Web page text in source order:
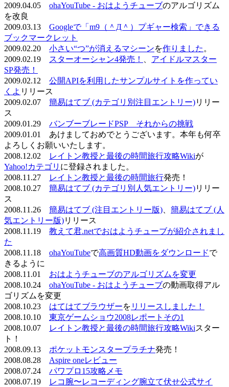
2009.04.05 ohaYouTube - おはようチューブのアルゴリズム
を改良
2009.03.13 Googleで「m9（＾Д＾）プギャー検索」できる
ブックマークレット
2009.02.20 小さい“つ”が消えるマシーンを作りました 。
2009.02.19
スターオーシャン4発売！
アイドルマスター
SP発売！
2009.02.12 公開APIを利用したサンプルサイトを作ってい
くよ リリース
2009.02.07 簡易はてブ (カテゴリ別注目エントリー)リリー
ス
2009.01.29 バンブーブレードPSP それからの挑戦
2009.01.01 あけましておめでとうございます。本年も何卒
よろしくお願いいたします。
2008.12.02
レイトン教授と最後の時間旅行攻略Wikiが
Yahoo!カテゴリ に登録されました。
2008.11.27
レイトン教授と最後の時間旅行発売！
2008.10.27 簡易はてブ (カテゴリ別人気エントリー)リリー
ス
2008.11.26 簡易はてブ (注目エントリー版)
簡易はてブ (人
気エントリー版)リリース
2008.11.19 教えて君.netでおはようチューブが紹介されまし
た
2008.11.18 ohaYouTubeで高画質HD動画をダウンロードで
きるように
2008.11.01 おはようチューブのアルゴリズムを変更
2008.10.24 ohaYouTube - おはようチューブの動画取得アル
ゴリズムを変更
2008.10.23 はてはてブラウザーを リリースしました！
2008.10.10 東京ゲームショウ2008レポートその1
2008.10.07
レイトン教授と最後の時間旅行攻略Wikiスター
ト！
2008.09.13 ポケットモンスタープラチナ発売！
2008.08.28 Aspire oneレビュー
2008.07.24 パワプロ15攻略メモ
2008.07.19
レコ腕〜レコーディング腕立て伏せ公式サイ